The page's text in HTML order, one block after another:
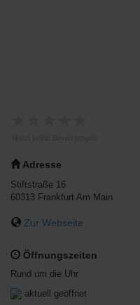
Adresse
Stiftstraße 16
60313 Frankfurt Am Main
Zur Webseite
Öffnungszeiten
Rund um die Uhr
aktuell geöffnet